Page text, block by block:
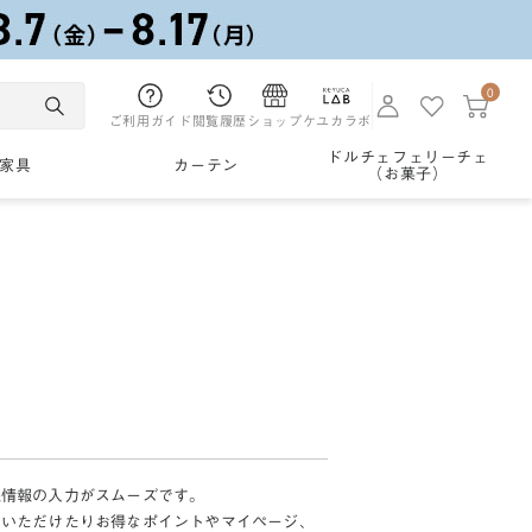
ご利用ガイド 閲覧履歴 ショップケユカラボ
0
家具 カーテン
ドルチェフェリーチェ
（お菓子）
報の入力がスムーズです。
ただけたりお得なポイントやマイページ、